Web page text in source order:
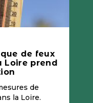
de feux
Loire prend
de
la Loire.